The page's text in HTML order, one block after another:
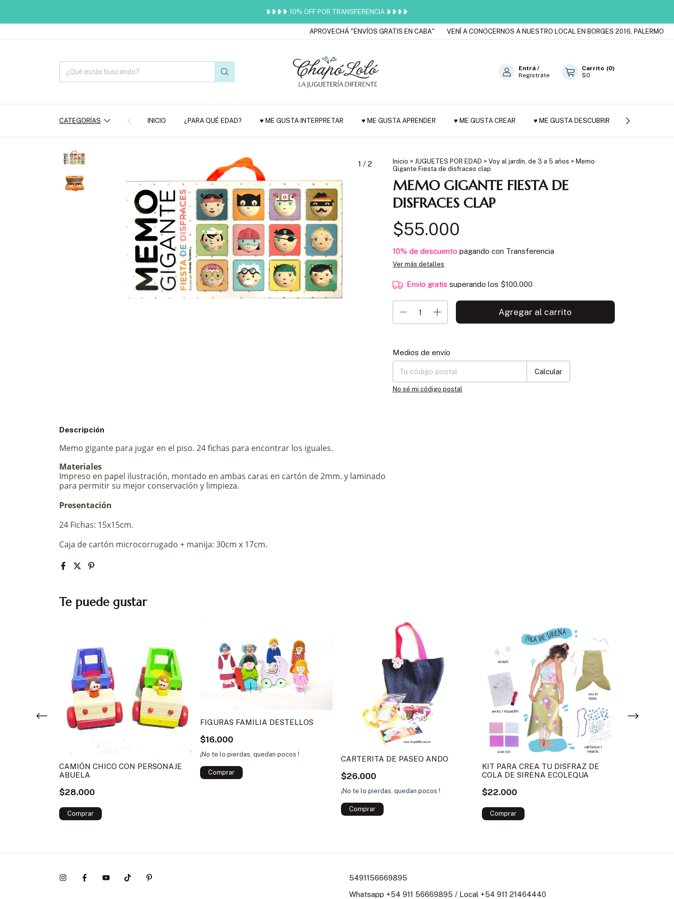
❥❥❥❥ 10% OFF POR TRANSFERENCIA ❥❥❥❥
APROVECHÁ "ENVÍOS GRATIS EN CABA" VENÍ A CONOCERNOS A NUESTRO LOCAL EN BORGES 2016, PALERMO
Entrá /
Registráte
Carrito (0)
$0
CATEGORÍAS INICIO ¿PARA QUÉ EDAD? ♥ ME GUSTA INTERPRETAR ♥ ME GUSTA APRENDER ♥ ME GUSTA CREAR ♥ ME GUSTA DESCUBRIR JUGUETES DE
1 / 2 Inicio > JUGUETES POR EDAD > Voy al jardín, de 3 a 5 años > Memo
Gigante Fiesta de disfraces clap
MEMO GIGANTE FIESTA DE
DISFRACES CLAP
$55.000
10% de descuento pagando con Transferencia
Ver más detalles
Envío gratis superando los $100.000
Entregas para el CP:
Medios de envío
Calcular
No sé mi código postal
Descripción
Memo gigante para jugar en el piso. 24 fichas para encontrar los iguales.
Materiales
Impreso en papel ilustración, montado en ambas caras en cartón de 2mm. y laminado
para permitir su mejor conservación y limpieza.
Presentación
24 Fichas: 15x15cm.
Caja de cartón microcorrugado + manija: 30cm x 17cm.
Te puede gustar
CAMIÓN CHICO CON PERSONAJE
ABUELA
$28.000
FIGURAS FAMILIA DESTELLOS
$16.000
¡No te lo pierdas, quedan pocos !
CARTERITA DE PASEO ANDO
$26.000
¡No te lo pierdas, quedan pocos !
KIT PARA CREA TU DISFRAZ DE
COLA DE SIRENA ECOLEQUA
$22.000
5491156669895
Whatsapp +54 911 56669895 / Local +54 911 21464440